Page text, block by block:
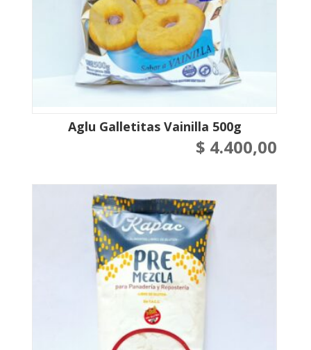
Aglu Galletitas Vainilla 500g
$ 4.400,00